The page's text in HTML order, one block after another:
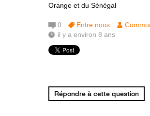
Orange et du Sénégal
0 Entre nous
il y a environ 8 ans
Répondre à cette question